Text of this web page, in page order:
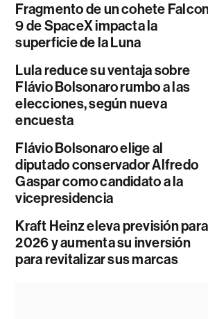
Fragmento de un cohete
9 de SpaceX impacta la
superficie de la Luna
Lula reduce su ventaja sobre
Flávio Bolsonaro rumbo a las
elecciones, según nueva
encuesta
Flávio Bolsonaro elige al
diputado conservador Alfredo
Gaspar como candidato a la
vicepresidencia
Kraft Heinz eleva previsión para
2026 y aumenta su inversión
para revitalizar sus marcas